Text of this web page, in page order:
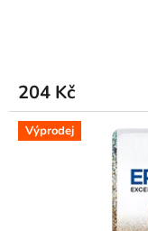
204 Kč
Výprodej